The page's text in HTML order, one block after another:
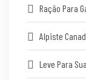
Ração Para
Alpiste
Leve Para